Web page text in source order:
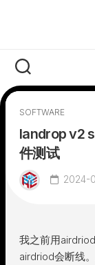
SOFTWARE
landrop v2
件测试
2024-
我之前用
airdriod会断线